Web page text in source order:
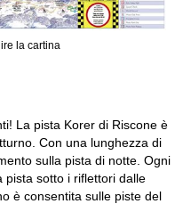
la cartina
La pista Korer di Riscone è
Con una lunghezza di
sulla pista di notte. Ogni
pista sotto i riflettori dalle
è consentita sulle piste del